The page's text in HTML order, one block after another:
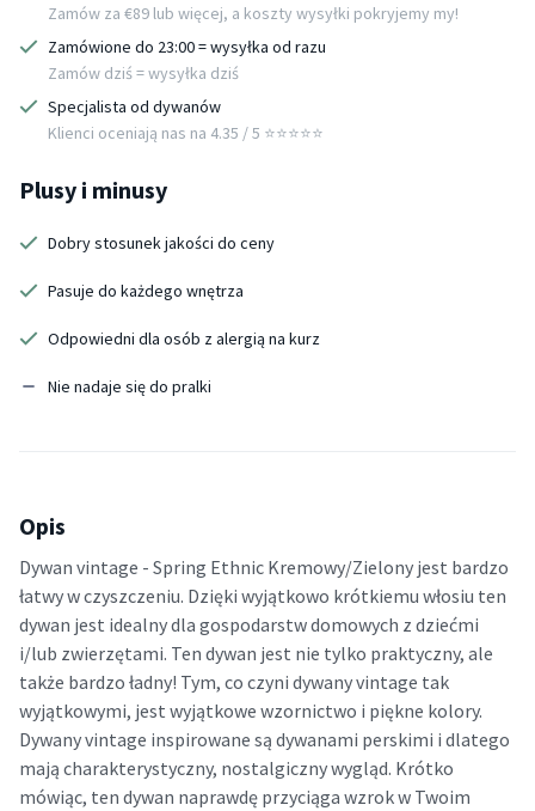
Zamów za €89 lub więcej, a koszty wysyłki pokryjemy my!
Zamówione do 23:00 = wysyłka od razu
Zamów dziś = wysyłka dziś
Specjalista od dywanów
Klienci oceniają nas na 4.35 / 5 ⭐️⭐️⭐️⭐️⭐️
Plusy i minusy
Dobry stosunek jakości do ceny
Pasuje do każdego wnętrza
Odpowiedni dla osób z alergią na kurz
Nie nadaje się do pralki
Opis
Dywan vintage - Spring Ethnic Kremowy/Zielony jest bardzo
łatwy w czyszczeniu. Dzięki wyjątkowo krótkiemu włosiu ten
dywan jest idealny dla gospodarstw domowych z dziećmi
i/lub zwierzętami. Ten dywan jest nie tylko praktyczny, ale
także bardzo ładny! Tym, co czyni dywany vintage tak
wyjątkowymi, jest wyjątkowe wzornictwo i piękne kolory.
Dywany vintage inspirowane są dywanami perskimi i dlatego
mają charakterystyczny, nostalgiczny wygląd. Krótko
mówiąc, ten dywan naprawdę przyciąga wzrok w Twoim